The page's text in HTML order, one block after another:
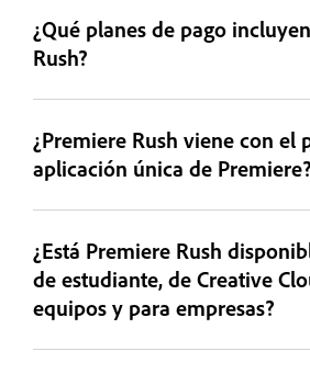
¿Qué planes de pago
Rush?
¿Premiere Rush viene con el
aplicación única de Premiere?
¿Está Premiere Rush
de estudiante, de Creative
equipos y para empresas?